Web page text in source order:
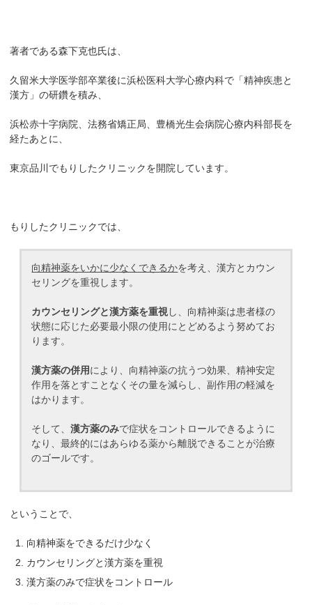
著者である森下克也氏は、
久留米大学医学部卒業後に浜松医科大学心療内科で「精神疾患と
漢方」の研鑽を積み、
浜松赤十字病院、法務省矯正局、豊橋光生会病院心療内科部長を
経たあとに、
東京品川でもりしたクリニックを開院しています。
もりしたクリニックでは、
向精神薬をいかに少なくできるかを考え、漢方とカウン
セリングを重視します。
カウンセリングと漢方薬を重視し、向精神薬は患者様の
状態に応じた必要最小限の使用にとどめるよう努めてお
ります。
漢方薬の併用により、向精神薬の抗うつ効果、精神安定
作用を落とすことなくその量を減らし、副作用の軽減を
はかります。
そして、漢方薬のみで症状をコントロールできるように
なり、最終的にはあらゆる薬から離脱できることが治療
のゴールです。
ということで、
向精神薬をできるだけ少なく
カウンセリングと漢方薬を重視
漢方薬のみで症状をコントロール